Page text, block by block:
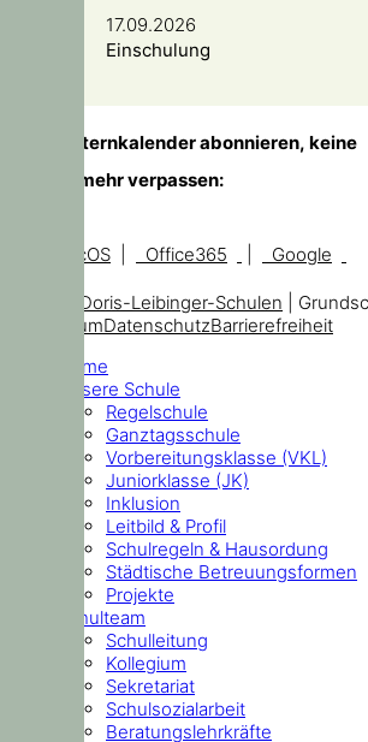
17.09.2026
Einschulung
Elternkalender abonnieren, keine
Temine mehr verpassen:
iOS, macOS Office365 Google
Doris-Leibinger-Schulen |
ImpressumDatenschutzBarrierefreiheit
Home
Unsere Schule
Regelschule
Ganztagsschule
Vorbereitungsklasse (VKL)
Juniorklasse (JK)
Inklusion
Leitbild & Profil
Schulregeln & Hausordung
Städtische Betreuungsformen
Projekte
Schulteam
Schulleitung
Kollegium
Sekretariat
Schulsozialarbeit
Beratungslehrkräfte